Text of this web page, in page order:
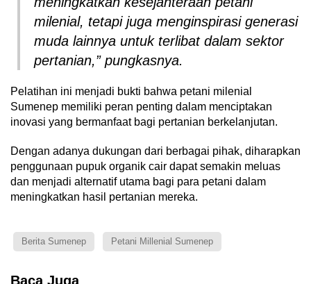
milenial, tetapi juga menginspirasi generasi
muda lainnya untuk terlibat dalam sektor
pertanian,” pungkasnya.
Pelatihan ini menjadi bukti bahwa petani milenial
Sumenep memiliki peran penting dalam menciptakan
inovasi yang bermanfaat bagi pertanian berkelanjutan.
Dengan adanya dukungan dari berbagai pihak, diharapkan
penggunaan pupuk organik cair dapat semakin meluas
dan menjadi alternatif utama bagi para petani dalam
meningkatkan hasil pertanian mereka.
Berita Sumenep Petani Millenial Sumenep
Baca Juga